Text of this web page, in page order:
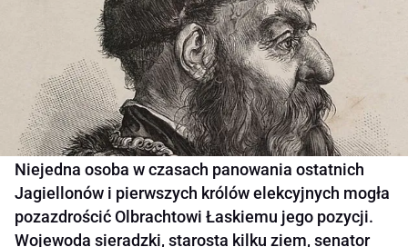
Niejedna osoba w czasach panowania ostatnich
Jagiellonów i pierwszych królów elekcyjnych mogła
pozazdrościć Olbrachtowi Łaskiemu jego pozycji.
Wojewoda sieradzki, starosta kilku ziem, senator